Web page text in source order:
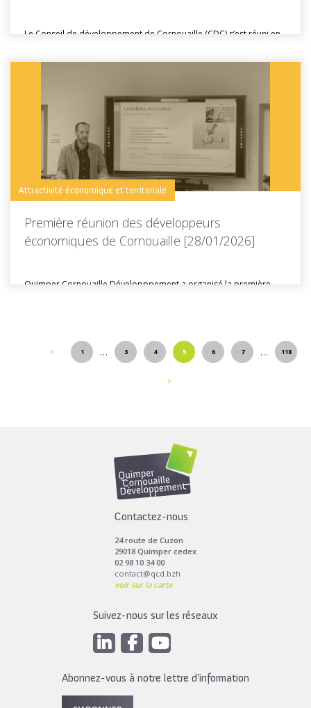
Le Conseil de développement de Cornouaille (CDC) s’est réuni en
Toutes les actus de cette rubrique LIRE LA SUITE
Attractivité économique et territoriale
Première réunion des développeurs
économiques de Cornouaille [28/01/2026]
Quimper Cornouaille Développpement a organisé la première
Toutes les actus de cette rubrique LIRE LA SUITE
1 … 3 4 5 6 7 … 118
Contactez-nous
24 route de Cuzon
29018 Quimper cedex
02 98 10 34 00
contact@qcd.bzh
voir sur la carte
Suivez-nous sur les réseaux
Abonnez-vous à notre lettre d’information